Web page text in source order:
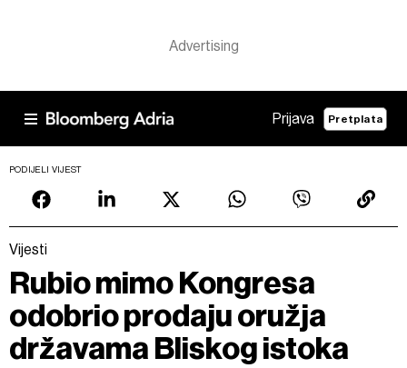
Prijava Pretplata
PODIJELI VIJEST
Vijesti
Rubio mimo Kongresa
odobrio prodaju oružja
državama Bliskog istoka